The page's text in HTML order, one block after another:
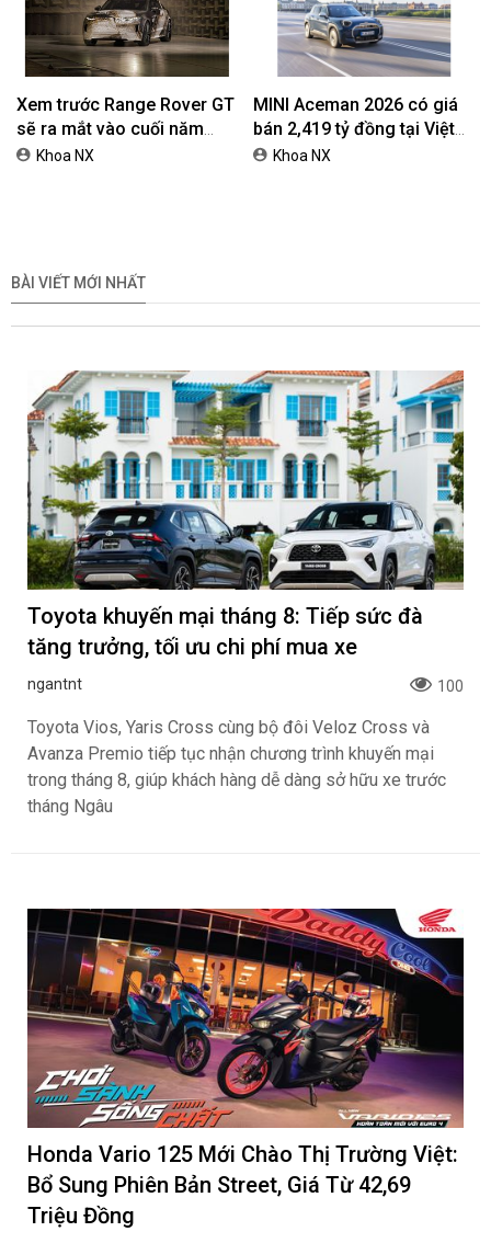
Xem trước Range Rover GT
sẽ ra mắt vào cuối năm
2026Khoa NX
MINI Aceman 2026 có giá
bán 2,419 tỷ đồng tại Việt
NamKhoa NX
BÀI VIẾT MỚI NHẤT
Toyota khuyến mại tháng 8: Tiếp sức đà
tăng trưởng, tối ưu chi phí mua xe
ngantnt 100
Toyota Vios, Yaris Cross cùng bộ đôi Veloz Cross và
Avanza Premio tiếp tục nhận chương trình khuyến mại
trong tháng 8, giúp khách hàng dễ dàng sở hữu xe trước
tháng Ngâu
Honda Vario 125 Mới Chào Thị Trường Việt:
Bổ Sung Phiên Bản Street, Giá Từ 42,69
Triệu Đồng